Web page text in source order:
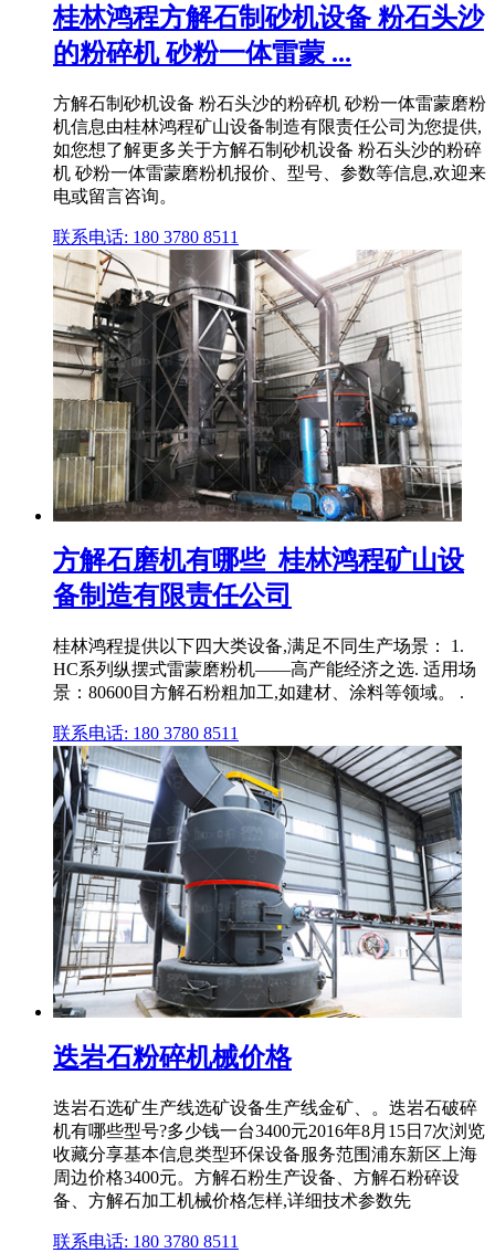
桂林鸿程方解石制砂机设备 粉石头沙
的粉碎机 砂粉一体雷蒙 ...
方解石制砂机设备 粉石头沙的粉碎机 砂粉一体雷蒙磨粉
机信息由桂林鸿程矿山设备制造有限责任公司为您提供,
如您想了解更多关于方解石制砂机设备 粉石头沙的粉碎
机 砂粉一体雷蒙磨粉机报价、型号、参数等信息,欢迎来
电或留言咨询。
联系电话: 180 3780 8511
方解石磨机有哪些_桂林鸿程矿山设
备制造有限责任公司
桂林鸿程提供以下四大类设备,满足不同生产场景： 1.
HC系列纵摆式雷蒙磨粉机——高产能经济之选. 适用场
景：80600目方解石粉粗加工,如建材、涂料等领域。 .
联系电话: 180 3780 8511
迭岩石粉碎机械价格
迭岩石选矿生产线选矿设备生产线金矿、。迭岩石破碎
机有哪些型号?多少钱一台3400元2016年8月15日7次浏览
收藏分享基本信息类型环保设备服务范围浦东新区上海
周边价格3400元。方解石粉生产设备、方解石粉碎设
备、方解石加工机械价格怎样,详细技术参数先
联系电话: 180 3780 8511